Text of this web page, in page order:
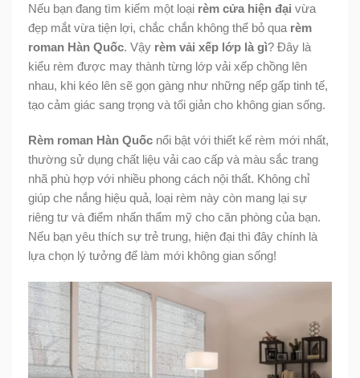
Nếu bạn đang tìm kiếm một loại rèm cửa hiện đại vừa
đẹp mắt vừa tiện lợi, chắc chắn không thể bỏ qua rèm
roman Hàn Quốc. Vậy rèm vải xếp lớp là gì? Đây là
kiểu rèm được may thành từng lớp vải xếp chồng lên
nhau, khi kéo lên sẽ gọn gàng như những nếp gấp tinh tế,
tạo cảm giác sang trọng và tối giản cho không gian sống.
Rèm roman Hàn Quốc nổi bật với thiết kế rèm mới nhất,
thường sử dụng chất liệu vải cao cấp và màu sắc trang
nhã phù hợp với nhiều phong cách nội thất. Không chỉ
giúp che nắng hiệu quả, loại rèm này còn mang lại sự
riêng tư và điểm nhấn thẩm mỹ cho căn phòng của bạn.
Nếu bạn yêu thích sự trẻ trung, hiện đại thì đây chính là
lựa chọn lý tưởng để làm mới không gian sống!